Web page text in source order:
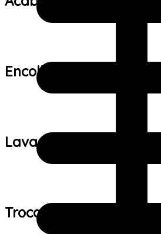
Encolhimento:
Lavagem:
Trocas e devoluções: